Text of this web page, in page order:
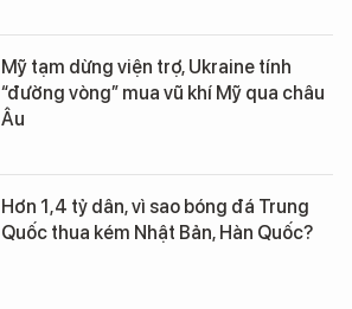
Mỹ tạm dừng viện trợ, Ukraine tính
“đường vòng” mua vũ khí Mỹ qua châu
Âu
Hơn 1,4 tỷ dân, vì sao bóng đá Trung
Quốc thua kém Nhật Bản, Hàn Quốc?